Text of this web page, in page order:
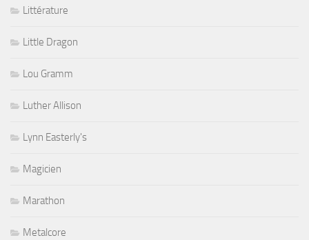
Littérature
Little Dragon
Lou Gramm
Luther Allison
Lynn Easterly's
Magicien
Marathon
Metalcore